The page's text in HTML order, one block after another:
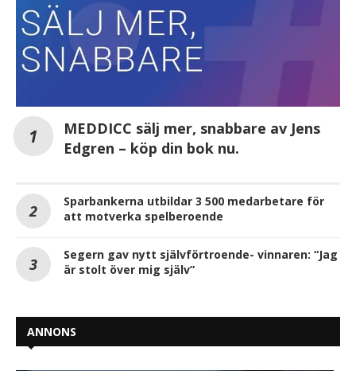
MEDDICC sälj mer, snabbare av Jens
Edgren – köp din bok nu.
Sparbankerna utbildar 3 500 medarbetare för
att motverka spelberoende
Segern gav nytt självförtroende- vinnaren: “Jag
är stolt över mig själv”
ANNONS